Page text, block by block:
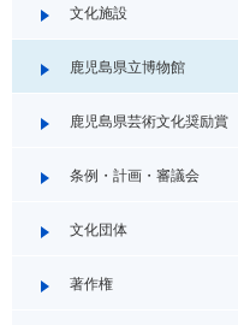
文化施設
鹿児島県立博物館
鹿児島県芸術文化奨励賞
条例・計画・審議会
文化団体
著作権